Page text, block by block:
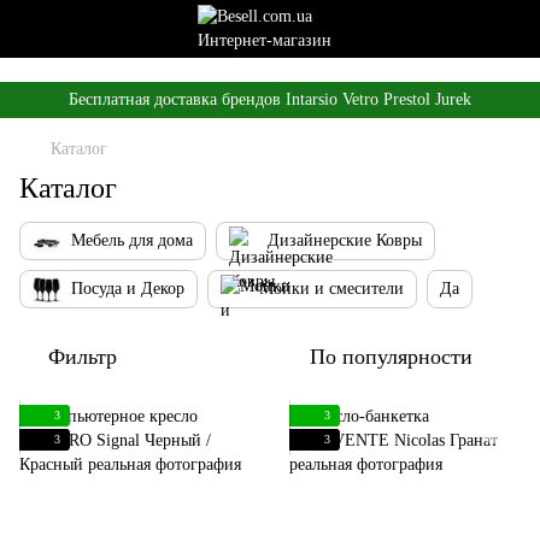
Бесплатная доставка брендов Intarsio Vetro Prestol Jurek
Каталог
Каталог
Мебель для дома Дизайнерские Ковры
Посуда и Декор Мойки и смесители Да
Фильтр По популярности
3
3
3
3